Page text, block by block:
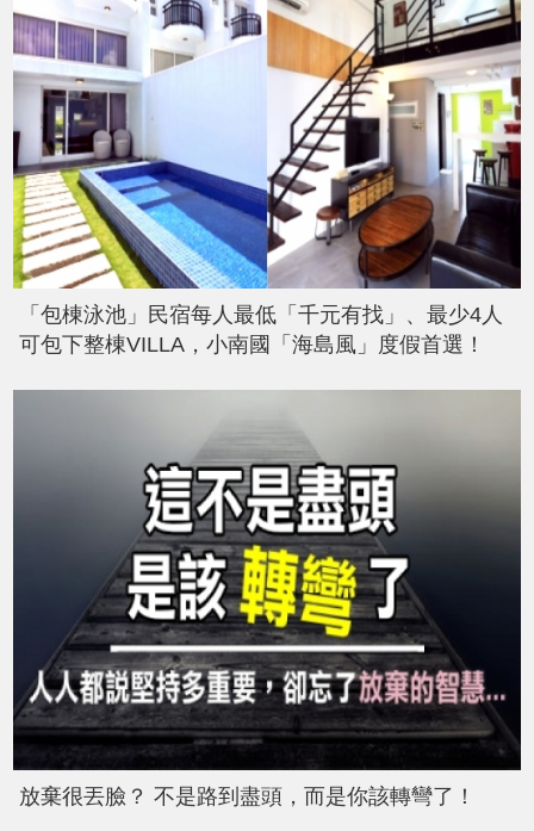
「包棟泳池」民宿每人最低「千元有找」、最少4人
可包下整棟VILLA，小南國「海島風」度假首選！
放棄很丟臉？ 不是路到盡頭，而是你該轉彎了！